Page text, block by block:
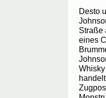
Desto
Straße
eines